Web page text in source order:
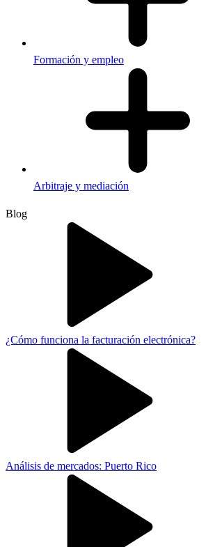
Formación y empleo
Arbitraje y mediación
Blog
¿Cómo funciona la facturación electrónica?
Análisis de mercados: Puerto Rico